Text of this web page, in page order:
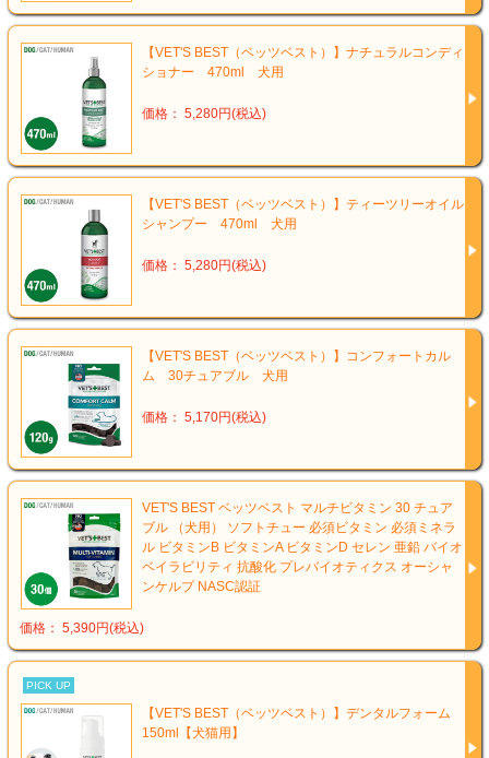
【VET'S BEST（ベッツベスト）】ナチュラルコンディ
ショナー 470ml 犬用
価格： 5,280円(税込)
【VET'S BEST（ベッツベスト）】ティーツリーオイル
シャンプー 470ml 犬用
価格： 5,280円(税込)
【VET'S BEST（ベッツベスト）】コンフォートカル
ム 30チュアブル 犬用
価格： 5,170円(税込)
VET'S BEST ベッツベスト マルチビタミン 30 チュア
ブル （犬用） ソフトチュー 必須ビタミン 必須ミネラ
ル ビタミンB ビタミンA ビタミンD セレン 亜鉛 バイオ
ベイラビリティ 抗酸化 プレバイオティクス オーシャ
ンケルプ NASC認証
価格： 5,390円(税込)
PICK UP
【VET'S BEST（ベッツベスト）】デンタルフォーム
150ml【犬猫用】